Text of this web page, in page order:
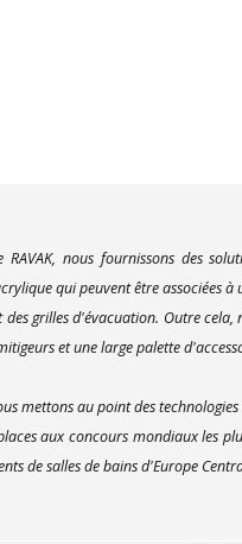
nous fournissons des
qui peuvent être associées à
grilles d'évacuation. Outre cela,
et une large palette
mettons au point des
aux concours mondiaux les
de salles de bains d'Europe